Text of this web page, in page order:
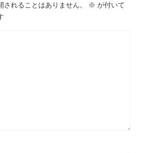
されることはありません。 ※ が付いて